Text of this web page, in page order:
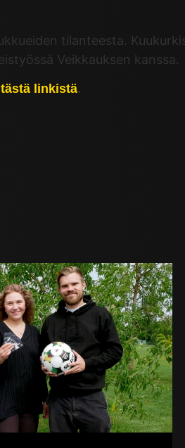
tilanteesta.
Veikkauksen kanssa.
linkistä.